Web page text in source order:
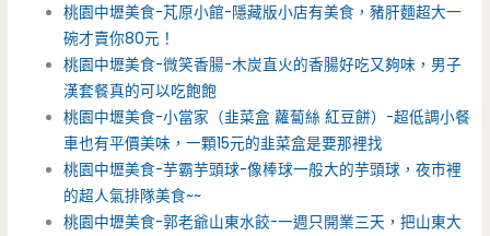
桃園中壢美食-芃原小館-隱藏版小店有美食，豬肝麵超大一
碗才賣你80元！
桃園中壢美食-微笑香腸-木炭直火的香腸好吃又夠味，男子
漢套餐真的可以吃飽飽
桃園中壢美食-小當家（韭菜盒 蘿蔔絲 紅豆餅）-超低調小餐
車也有平價美味，一顆15元的韭菜盒是要那裡找
桃園中壢美食-芋霸芋頭球-像棒球一般大的芋頭球，夜市裡
的超人氣排隊美食~~
桃園中壢美食-郭老爺山東水餃-一週只開業三天，把山東大